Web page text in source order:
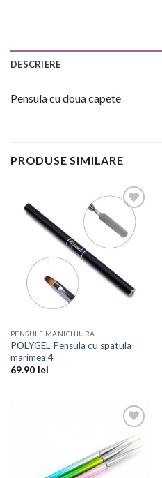
DESCRIERE
Pensula cu doua capete
PRODUSE SIMILARE
Add to
Wishlist
PENSULE MANICHIURA
POLYGEL Pensula cu spatula
marimea 4
69.90 lei
Add to
Wishlist